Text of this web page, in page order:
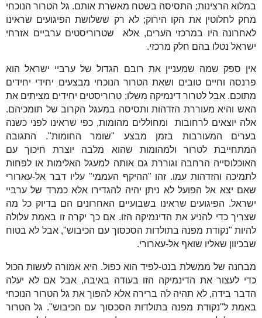
במלוא הרצינות; התסיסה בשטח מאשרת אותם. גל הטרור הנוכחי
מחק לחלוטין את הקו הירוק; לא רק ששלושת הפיגועים שראינו
לאחרונה היו במרכזי הערים, אלא
שטרוריסטים ערביים אזרחי
ישראל נטלו בהם חלק מרכזי.
אין ספק שמה שמעניין את רובם הגדול של ערביי ישראל הוא
פרנסה וחיים טובים ושאת הטרור הנוכחי מבצעים יחידי יחידים
מתוכם. אבל לטרור דינמיקה משלו; טרוריסטים יחידים מציתים את
האש והיא מעוררת הזדהות ותסיסה במעגל הקרוב של תומכיהם.
אלה יוצאים לרחובות
ומחוללים מהומות, כפי שראינו לפני כשנה
בערים המעורבות בזמן מבצע "שומר החומות". התגובה
המתחייבת לטרור ולמהומות שהוא מלבה יוצרת חיכוך עם
האוכלוסייה הרחבה וגוררת גם אותה למעגל האלימות או לפחות
לתמיכה והזדהות עמו. זהו "ההיקף העממי" עליו דבר אל-עארורי
שאם יצא אל הפועל לא ניתן יהיה להגדירו אלא כמרד של ערביי
ישראל. הפיגועים שראינו בשבועיים האחרונים הם בדיוק כל מה
שצריך כדי להניע את הדינמיקה הזו. אם כך יקרה זו באמת עלולה
להיות "נקודת מפנה בתולדות הסכסוך עם הכיבוש", אבל לא בטוח
שבכיוון שאליו שואף אל-עארורי.
מבחנה של ממשלת בנט-לפיד הוא כפול. היא אמורה לעשות הכול
כדי לעצור את הדינמיקה הזו בעודה באיבה, אבל אם לא יעלה
הדבר בידה, לא תהיה לה ברירה אלא להפוך את גל הטרור הנוכחי
באמת ל"נקודת מפנה בתולדות הסכסוך עם הכיבוש". גל הטרור